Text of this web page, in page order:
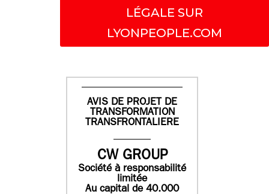
LÉGALE SUR
LYONPEOPLE.COM
AVIS DE PROJET DE
TRANSFORMATION
TRANSFRONTALIERE
CW GROUP
Société à responsabilité
limitée
Au capital de 40.000